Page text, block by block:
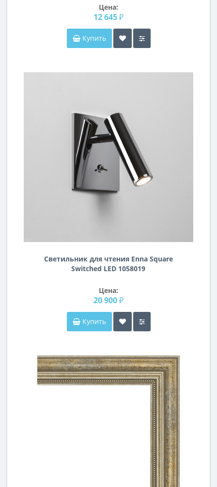
Цена:
12 645 ₽
Купить
Светильник для чтения Enna Square
Switched LED 1058019
Цена:
20 900 ₽
Купить